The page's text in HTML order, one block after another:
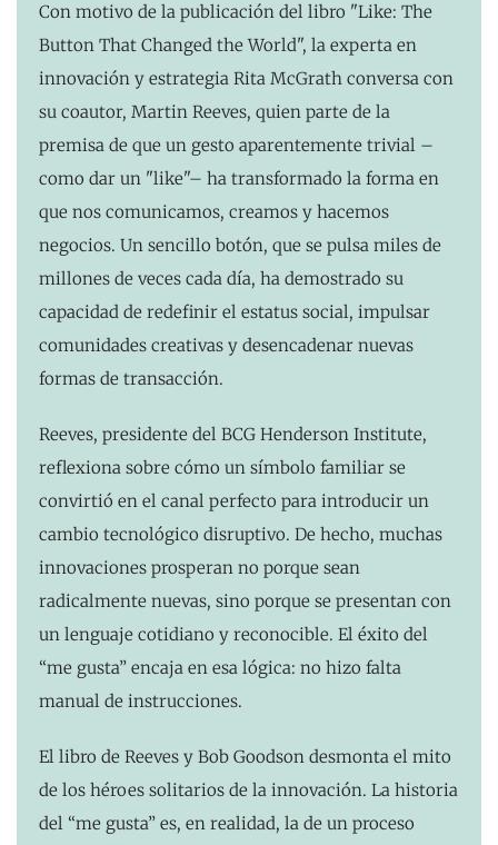
Con motivo de la publicación del libro "Like: The
Button That Changed the World", la experta en
innovación y estrategia Rita McGrath conversa con
su coautor, Martin Reeves, quien parte de la
premisa de que un gesto aparentemente trivial –
como dar un "like"– ha transformado la forma en
que nos comunicamos, creamos y hacemos
negocios. Un sencillo botón, que se pulsa miles de
millones de veces cada día, ha demostrado su
capacidad de redefinir el estatus social, impulsar
comunidades creativas y desencadenar nuevas
formas de transacción.
Reeves, presidente del BCG Henderson Institute,
reflexiona sobre cómo un símbolo familiar se
convirtió en el canal perfecto para introducir un
cambio tecnológico disruptivo. De hecho, muchas
innovaciones prosperan no porque sean
radicalmente nuevas, sino porque se presentan con
un lenguaje cotidiano y reconocible. El éxito del
“me gusta” encaja en esa lógica: no hizo falta
manual de instrucciones.
El libro de Reeves y Bob Goodson desmonta el mito
de los héroes solitarios de la innovación. La historia
del “me gusta” es, en realidad, la de un proceso